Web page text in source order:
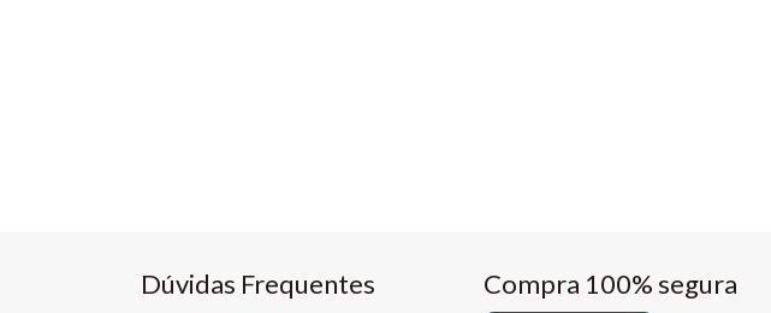
Dúvidas Frequentes Compra 100% segura